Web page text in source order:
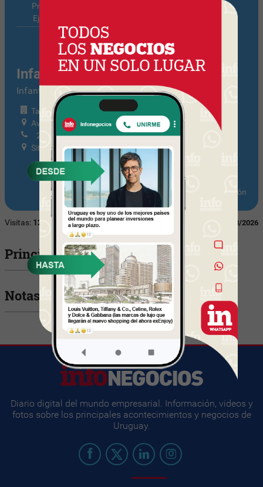
Principales
Ejecutivos
Infantozzi
Infantozzi /
Tamaño: Mediana Tramo I
Avenida Uruguay 1653 esq. Minas
2408 09 68
Sitio web
Actualizar información
Visitas: 1284 Última actualización: 07/08/2026
Principales Ejecutivos
Notas relacionadas
Diario digital del mundo empresarial. Información, videos y
fotos sobre los principales acontecimientos y negocios de
Uruguay.